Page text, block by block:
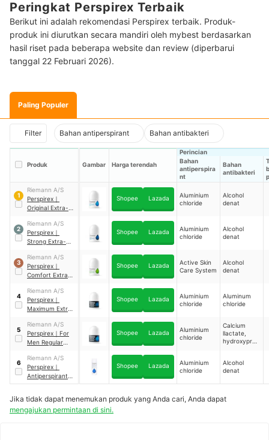
Peringkat Perspirex Terbaik
Berikut ini adalah rekomendasi Perspirex terbaik. Produk-
produk ini diurutkan secara mandiri oleh mybest berdasarkan
hasil riset pada beberapa website dan review (diperbarui
tanggal 22 Februari 2026).
Paling Populer
Filter Bahan antiperspirant Bahan antibakteri
Produk Gambar Harga terendah
Perincian
Bahan
antiperspira
nt
Bahan
antibakteri
1
Riemann A/S
Perspirex ｜
Original Extra-
Antiperspirant
Roll-On
Shopee Lazada
Aluminium
chloride
Alcohol
denat
2
Riemann A/S
Perspirex ｜
Strong Extra-
Antiperspirant
Roll-On
Shopee Lazada
Aluminium
chloride
Alcohol
denat
3
Riemann A/S
Perspirex ｜
Comfort Extra-
Antiperspirant
Roll-On
Shopee Lazada
Active Skin
Care System
Alcohol
denat
4
Riemann A/S
Perspirex ｜
Maximum Extra-
Antiperspirant
Roll-On
Shopee Lazada
Aluminium
chloride
Aluminum
chloride
5
Riemann A/S
Perspirex ｜ For
Men Regular
Antiperspirant
Roll-On
Shopee Lazada
Aluminium
chloride
Calcium
llactate,
hydroxyprop
6
Riemann A/S
Perspirex ｜
Antiperspirant
Hand and Foot
Shopee Lazada
Aluminium
chloride
Alcohol
denat
Jika tidak dapat menemukan produk yang Anda cari, Anda dapat
mengajukan permintaan di sini.